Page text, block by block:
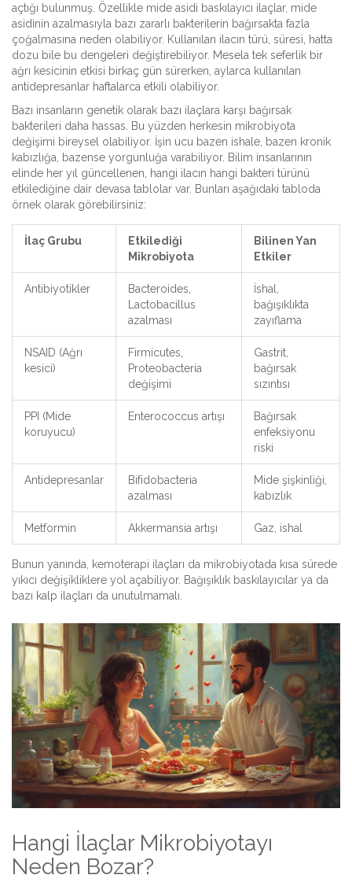
açtığı bulunmuş. Özellikle mide asidi baskılayıcı ilaçlar, mide
asidinin azalmasıyla bazı zararlı bakterilerin bağırsakta fazla
çoğalmasına neden olabiliyor. Kullanılan ilacın türü, süresi, hatta
dozu bile bu dengeleri değiştirebiliyor. Mesela tek seferlik bir
ağrı kesicinin etkisi birkaç gün sürerken, aylarca kullanılan
antidepresanlar haftalarca etkili olabiliyor.
Bazı insanların genetik olarak bazı ilaçlara karşı bağırsak
bakterileri daha hassas. Bu yüzden herkesin mikrobiyota
değişimi bireysel olabiliyor. İşin ucu bazen ishale, bazen kronik
kabızlığa, bazense yorgunluğa varabiliyor. Bilim insanlarının
elinde her yıl güncellenen, hangi ilacın hangi bakteri türünü
etkilediğine dair devasa tablolar var. Bunları aşağıdaki tabloda
örnek olarak görebilirsiniz:
İlaç Grubu
Etkilediği
Mikrobiyota
Bilinen Yan
Etkiler
Antibiyotikler
Bacteroides,
Lactobacillus
azalması
İshal,
bağışıklıkta
zayıflama
NSAID (Ağrı
kesici)
Firmicutes,
Proteobacteria
değişimi
Gastrit,
bağırsak
sızıntısı
PPI (Mide
koruyucu)
Enterococcus artışı
Bağırsak
enfeksiyonu
riski
Antidepresanlar
Bifidobacteria
azalması
Mide şişkinliği,
kabızlık
Metformin Akkermansia artışı Gaz, ishal
Bunun yanında, kemoterapi ilaçları da mikrobiyotada kısa sürede
yıkıcı değişikliklere yol açabiliyor. Bağışıklık baskılayıcılar ya da
bazı kalp ilaçları da unutulmamalı.
Hangi İlaçlar Mikrobiyotayı
Neden Bozar?